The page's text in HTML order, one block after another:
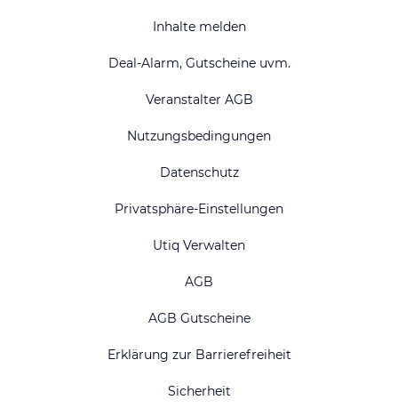
Inhalte melden
Deal-Alarm, Gutscheine uvm.
Veranstalter AGB
Nutzungsbedingungen
Datenschutz
Privatsphäre-Einstellungen
Utiq Verwalten
AGB
AGB Gutscheine
Erklärung zur Barrierefreiheit
Sicherheit